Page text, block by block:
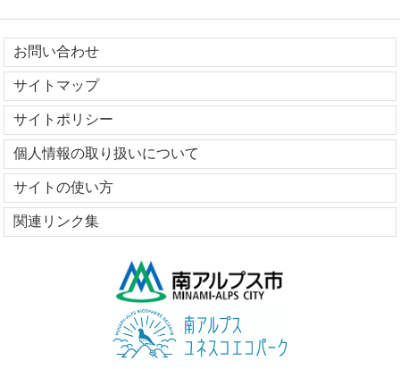
お問い合わせ
サイトマップ
サイトポリシー
個人情報の取り扱いについて
サイトの使い方
関連リンク集